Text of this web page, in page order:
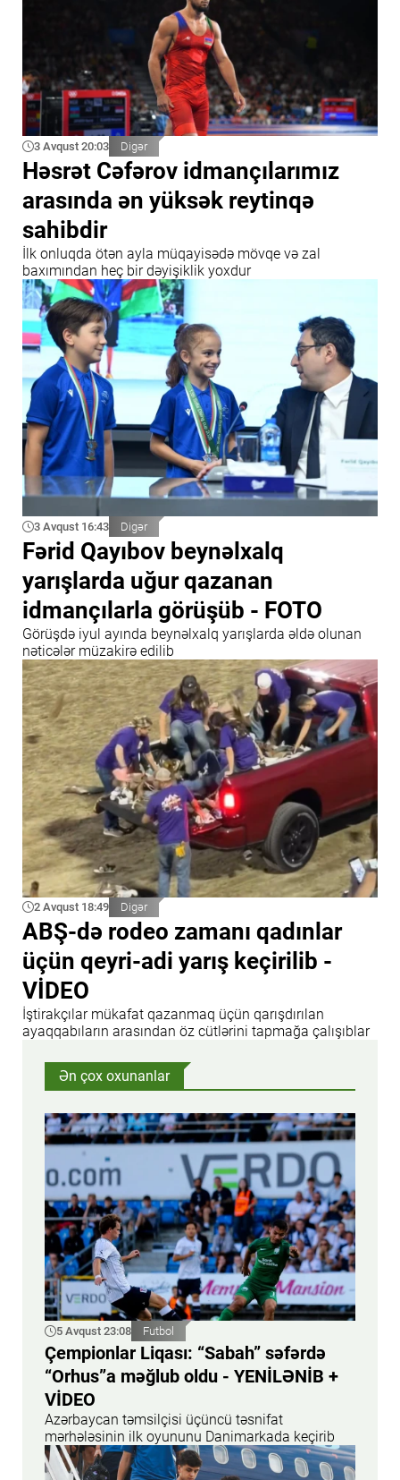
3 Avqust 20:03 Digər
Həsrət Cəfərov idmançılarımız
arasında ən yüksək reytinqə
sahibdir
İlk onluqda ötən ayla müqayisədə mövqe və zal
baxımından heç bir dəyişiklik yoxdur
3 Avqust 16:43 Digər
Fərid Qayıbov beynəlxalq
yarışlarda uğur qazanan
idmançılarla görüşüb - FOTO
Görüşdə iyul ayında beynəlxalq yarışlarda əldə olunan
nəticələr müzakirə edilib
2 Avqust 18:49 Digər
ABŞ-də rodeo zamanı qadınlar
üçün qeyri-adi yarış keçirilib -
VİDEO
İştirakçılar mükafat qazanmaq üçün qarışdırılan
ayaqqabıların arasından öz cütlərini tapmağa çalışıblar
Ən çox oxunanlar
5 Avqust 23:08 Futbol
Çempionlar Liqası: “Sabah” səfərdə
“Orhus”a məğlub oldu - YENİLƏNİB +
VİDEO
Azərbaycan təmsilçisi üçüncü təsnifat
mərhələsinin ilk oyununu Danimarkada keçirib